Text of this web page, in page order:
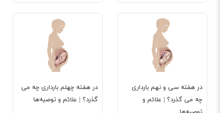
در هفته چهلم بارداری چه می
گذرد؟ | علائم و توصیه‌ها
در هفته سی و نهم بارداری
چه می گذرد؟ | علائم و